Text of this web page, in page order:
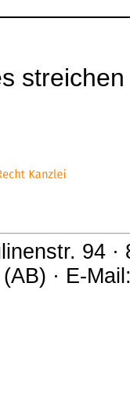
streichen
94
· E-